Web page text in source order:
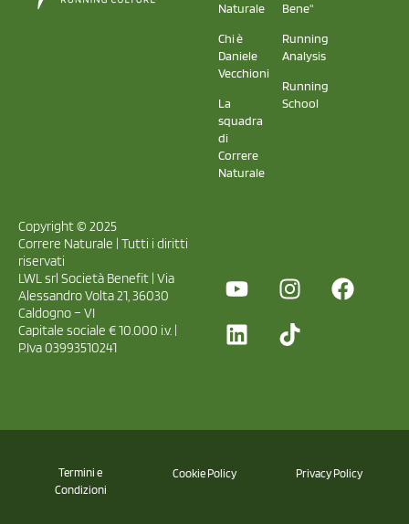
Naturale
Chi è
Daniele
Vecchioni
La
squadra
di
Correre
Naturale
Bene"
Running
Analysis
Running
School
Copyright © 2025
Correre Naturale | Tutti i diritti
riservati
LWL srl Società Benefit | Via
Alessandro Volta 21, 36030
Caldogno – VI
Capitale sociale € 10.000 i.v. |
P.Iva 03993510241
Termini e
Condizioni
Cookie Policy Privacy Policy